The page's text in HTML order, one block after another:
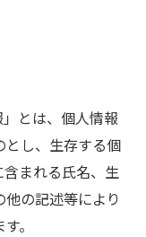
とは、個人情報
とし、生存する個
まれる氏名、生
の記述等により
。